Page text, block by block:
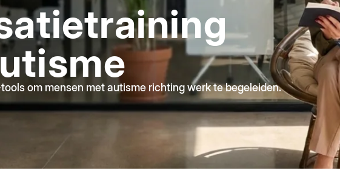
om mensen met autisme richting werk te begeleiden.